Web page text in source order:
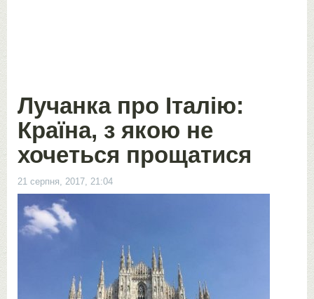
Лучанка про Італію:
Країна, з якою не
хочеться прощатися
21 серпня, 2017, 21:04